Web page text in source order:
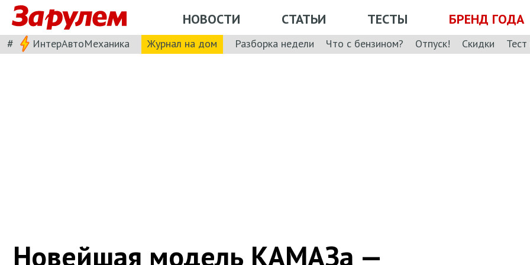
НОВОСТИ СТАТЬИ ТЕСТЫ БРЕНД ГОДА
# ИнтерАвтоМеханика Журнал на дом Разборка недели Что с бензином? Отпуск! Скидки
Новейшая модель КАМАЗа —